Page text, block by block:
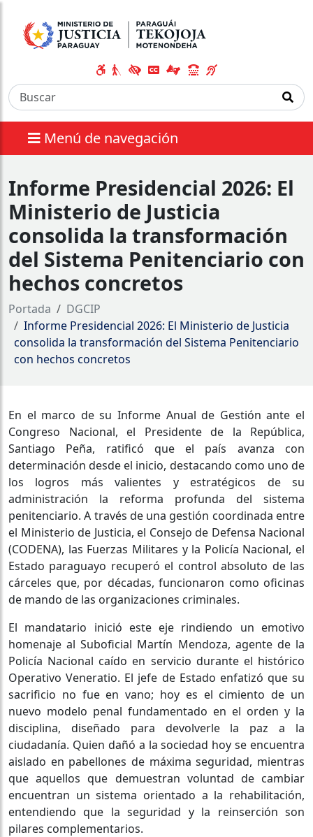
Menú de navegación
Informe Presidencial 2026: El
Ministerio de Justicia
consolida la transformación
del Sistema Penitenciario con
hechos concretos
Portada
DGCIP
Informe Presidencial 2026: El Ministerio de Justicia
consolida la transformación del Sistema Penitenciario
con hechos concretos
En el marco de su Informe Anual de Gestión ante el
Congreso Nacional, el Presidente de la República,
Santiago Peña, ratificó que el país avanza con
determinación desde el inicio, destacando como uno de
los logros más valientes y estratégicos de su
administración la reforma profunda del sistema
penitenciario. A través de una gestión coordinada entre
el Ministerio de Justicia, el Consejo de Defensa Nacional
(CODENA), las Fuerzas Militares y la Policía Nacional, el
Estado paraguayo recuperó el control absoluto de las
cárceles que, por décadas, funcionaron como oficinas
de mando de las organizaciones criminales.
El mandatario inició este eje rindiendo un emotivo
homenaje al Suboficial Martín Mendoza, agente de la
Policía Nacional caído en servicio durante el histórico
Operativo Veneratio. El jefe de Estado enfatizó que su
sacrificio no fue en vano; hoy es el cimiento de un
nuevo modelo penal fundamentado en el orden y la
disciplina, diseñado para devolverle la paz a la
ciudadanía. Quien dañó a la sociedad hoy se encuentra
aislado en pabellones de máxima seguridad, mientras
que aquellos que demuestran voluntad de cambiar
encuentran un sistema orientado a la rehabilitación,
entendiendo que la seguridad y la reinserción son
pilares complementarios.